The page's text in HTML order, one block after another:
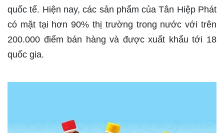
quốc tế. Hiện nay, các sản phẩm của Tân Hiệp Phát
có mặt tại hơn 90% thị trường trong nước với trên
200.000 điểm bán hàng và được xuất khẩu tới 18
quốc gia.